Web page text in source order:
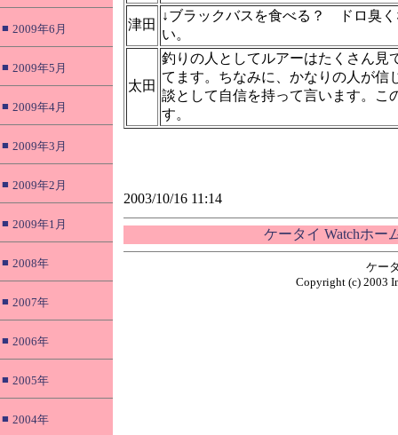
■ 2009年6月
■ 2009年5月
■ 2009年4月
■ 2009年3月
■ 2009年2月
■ 2009年1月
■ 2008年
■ 2007年
■ 2006年
■ 2005年
■ 2004年
津田
↓ブラックバスを食べる？ ドロ臭
い。
太田
釣りの人としてルアーはたくさん見
てます。ちなみに、かなりの人が信
談として自信を持って言います。こ
す。
2003/10/16 11:14
ケータイ Watchホー
ケー
Copyright (c) 2003